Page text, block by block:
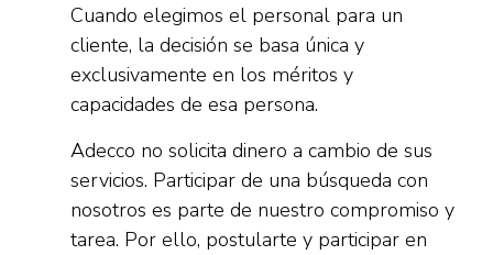
Cuando elegimos el personal para un
cliente, la decisión se basa única y
exclusivamente en los méritos y
capacidades de esa persona.
Adecco no solicita dinero a cambio de sus
servicios. Participar de una búsqueda con
nosotros es parte de nuestro compromiso y
tarea. Por ello, postularte y participar en